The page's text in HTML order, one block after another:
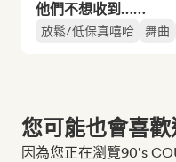
他們不想收到……
放鬆/低保真嘻哈 舞曲
您可能也會喜
因為您正在瀏覽90's